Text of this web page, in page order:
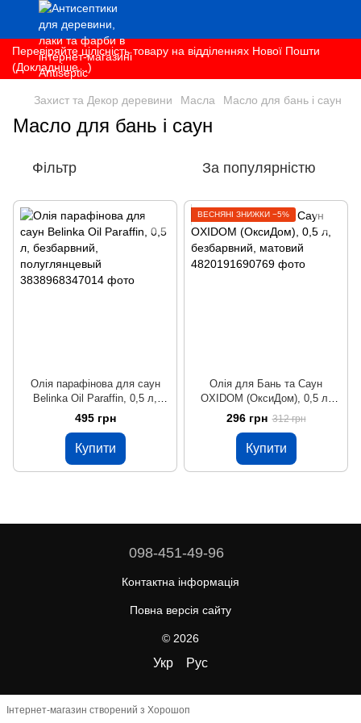
Перевіряйте цілісність товару на відділеннях Нової Пошти
(Докладніше...)
Захист та Декор деревини Масла Масло для бань і саун
Масло для бань і саун
Фільтр За популярністю
Олія парафінова для саун
Belinka Oil Paraffin, 0,5 л,
безбарвний, полуглянцевый
495 грн
Купити
ВЕСНЯНІ ЗНИЖКИ −5%
Олія для Бань та Саун
OXIDOM (ОксиДом), 0,5 л,
безбарвний, матовий
296 грн 312 грн
Купити
098-451-49-96
Контактна інформація
Повна версія сайту
© 2026
Укр Рус
Інтернет-магазин створений з Хорошоп